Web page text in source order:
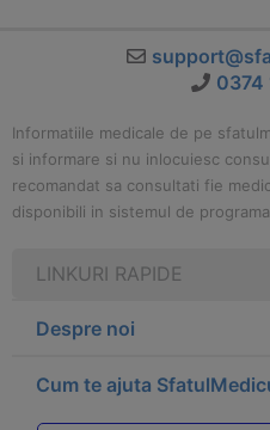
0374
Informatiile medicale de pe
si informare si nu inlocuiesc
recomandat sa consultati fie
disponibili in sistemul de
LINKURI RAPIDE
Despre noi
Cum te ajuta